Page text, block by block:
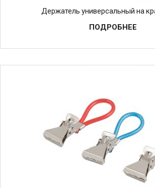
Держатель универсальный на
ПОДРОБНЕЕ